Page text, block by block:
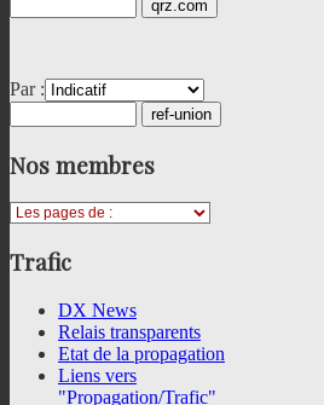
Par :
Nos membres
Trafic
DX News
Relais transparents
Etat de la propagation
Liens vers
"Propagation/Trafic"